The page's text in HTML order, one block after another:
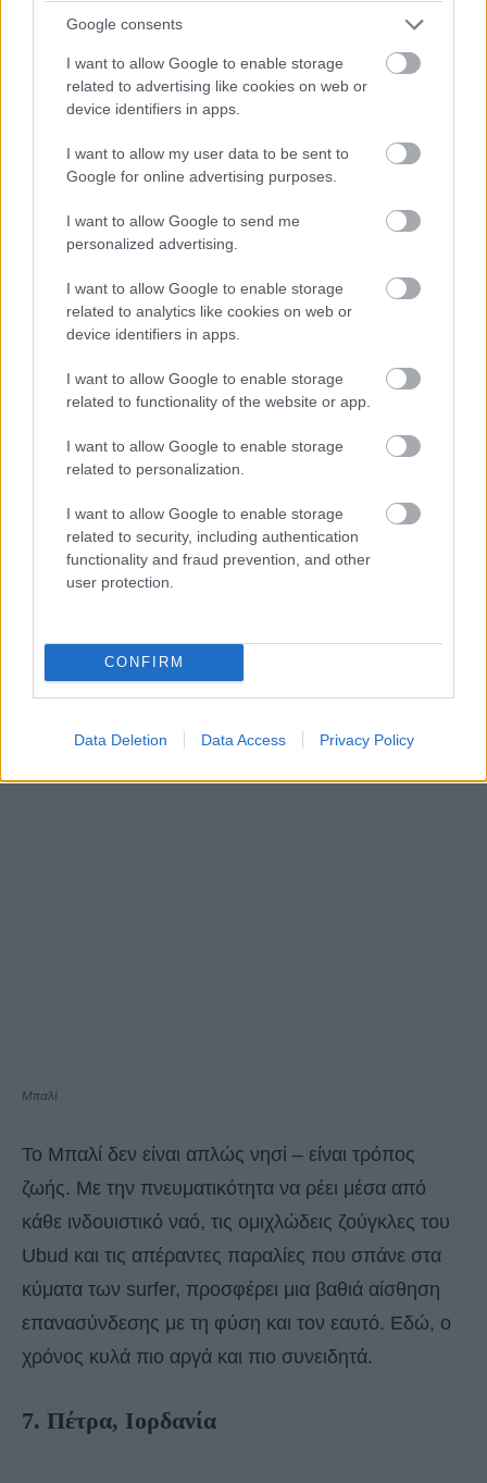
Google consents
I want to allow Google to enable storage
related to advertising like cookies on web or
device identifiers in apps.
I want to allow my user data to be sent to
Google for online advertising purposes.
I want to allow Google to send me
personalized advertising.
I want to allow Google to enable storage
related to analytics like cookies on web or
device identifiers in apps.
I want to allow Google to enable storage
related to functionality of the website or app.
I want to allow Google to enable storage
related to personalization.
I want to allow Google to enable storage
related to security, including authentication
functionality and fraud prevention, and other
user protection.
CONFIRM
Data Deletion Data Access Privacy Policy
Κέιπ Τάουν
ψηλά και τον Ατλαντικό να αγκαλιάζει τις ακτές της,
η Κέιπ Τάουν είναι μια πόλη γεμάτη αντιθέσεις.
Μπορείς να κάνεις πεζοπορία με θέα που κόβει την
ανάσα το πρωί και να δεις πιγκουίνους να λιάζονται
το απόγευμα. Η πολιτισμική της πολυμορφία, το
ιστορικό Ρόμπεν Άιλαντ και οι αμπελώνες του
Stellenbosch δημιουργούν έναν ταξιδιωτικό
προορισμό μοναδικής αξίας.
6. Μπαλί, Ινδονησία
Μπαλί
Το Μπαλί δεν είναι απλώς νησί – είναι τρόπος
ζωής. Με την πνευματικότητα να ρέει μέσα από
κάθε ινδουιστικό ναό, τις ομιχλώδεις ζούγκλες του
Ubud και τις απέραντες παραλίες που σπάνε στα
κύματα των surfer, προσφέρει μια βαθιά αίσθηση
επανασύνδεσης με τη φύση και τον εαυτό. Εδώ, ο
χρόνος κυλά πιο αργά και πιο συνειδητά.
7. Πέτρα, Ιορδανία